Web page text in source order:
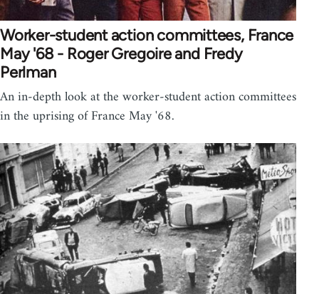
Worker-student action committees, France
May '68 - Roger Gregoire and Fredy
Perlman
An in-depth look at the worker-student action committees
in the uprising of France May '68.